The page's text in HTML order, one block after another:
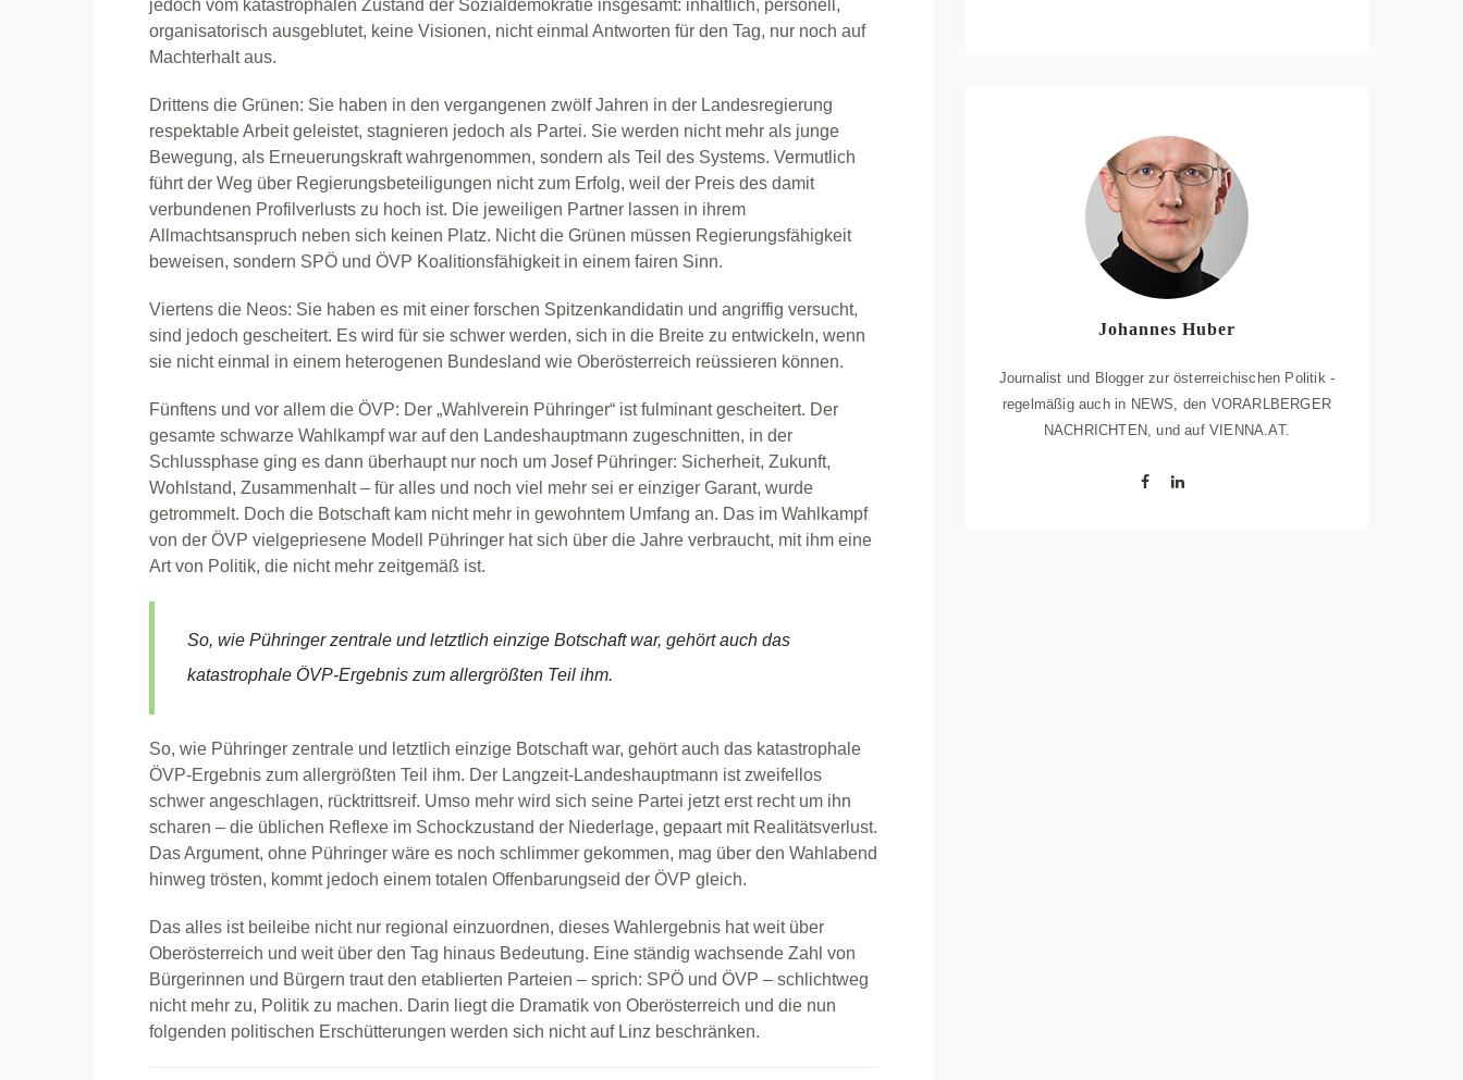
jedoch vom katastrophalen Zustand der Sozialdemokratie insgesamt: inhaltlich, personell,
organisatorisch ausgeblutet, keine Visionen, nicht einmal Antworten für den Tag, nur noch auf
Machterhalt aus.
Drittens die Grünen: Sie haben in den vergangenen zwölf Jahren in der Landesregierung
respektable Arbeit geleistet, stagnieren jedoch als Partei. Sie werden nicht mehr als junge
Bewegung, als Erneuerungskraft wahrgenommen, sondern als Teil des Systems. Vermutlich
führt der Weg über Regierungsbeteiligungen nicht zum Erfolg, weil der Preis des damit
verbundenen Profilverlusts zu hoch ist. Die jeweiligen Partner lassen in ihrem
Allmachtsanspruch neben sich keinen Platz. Nicht die Grünen müssen Regierungsfähigkeit
beweisen, sondern SPÖ und ÖVP Koalitionsfähigkeit in einem fairen Sinn.
Viertens die Neos: Sie haben es mit einer forschen Spitzenkandidatin und angriffig versucht,
sind jedoch gescheitert. Es wird für sie schwer werden, sich in die Breite zu entwickeln, wenn
sie nicht einmal in einem heterogenen Bundesland wie Oberösterreich reüssieren können.
Fünftens und vor allem die ÖVP: Der „Wahlverein Pühringer“ ist fulminant gescheitert. Der
gesamte schwarze Wahlkampf war auf den Landeshauptmann zugeschnitten, in der
Schlussphase ging es dann überhaupt nur noch um Josef Pühringer: Sicherheit, Zukunft,
Wohlstand, Zusammenhalt – für alles und noch viel mehr sei er einziger Garant, wurde
getrommelt. Doch die Botschaft kam nicht mehr in gewohntem Umfang an. Das im Wahlkampf
von der ÖVP vielgepriesene Modell Pühringer hat sich über die Jahre verbraucht, mit ihm eine
Art von Politik, die nicht mehr zeitgemäß ist.
So, wie Pühringer zentrale und letztlich einzige Botschaft war, gehört auch das
katastrophale ÖVP-Ergebnis zum allergrößten Teil ihm.
So, wie Pühringer zentrale und letztlich einzige Botschaft war, gehört auch das katastrophale
ÖVP-Ergebnis zum allergrößten Teil ihm. Der Langzeit-Landeshauptmann ist zweifellos
schwer angeschlagen, rücktrittsreif. Umso mehr wird sich seine Partei jetzt erst recht um ihn
scharen – die üblichen Reflexe im Schockzustand der Niederlage, gepaart mit Realitätsverlust.
Das Argument, ohne Pühringer wäre es noch schlimmer gekommen, mag über den Wahlabend
hinweg trösten, kommt jedoch einem totalen Offenbarungseid der ÖVP gleich.
Das alles ist beileibe nicht nur regional einzuordnen, dieses Wahlergebnis hat weit über
Oberösterreich und weit über den Tag hinaus Bedeutung. Eine ständig wachsende Zahl von
Bürgerinnen und Bürgern traut den etablierten Parteien – sprich: SPÖ und ÖVP – schlichtweg
nicht mehr zu, Politik zu machen. Darin liegt die Dramatik von Oberösterreich und die nun
folgenden politischen Erschütterungen werden sich nicht auf Linz beschränken.
Johannes Huber
Journalist und Blogger zur österreichischen Politik -
regelmäßig auch in NEWS, den VORARLBERGER
NACHRICHTEN, und auf VIENNA.AT.